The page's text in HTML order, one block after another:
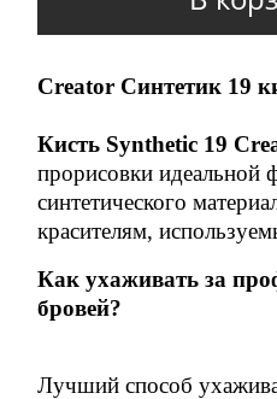
Creator Синтетик 19
Кисть Synthetic 19
прорисовки идеальной
синтетического
красителям,
Как ухаживать за
бровей?
Лучший способ